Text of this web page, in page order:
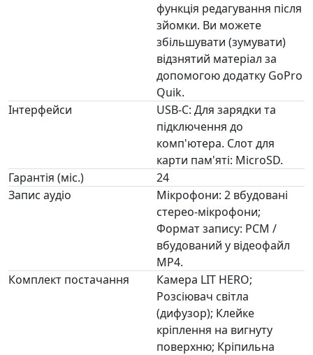
функція редагування після
зйомки. Ви можете
збільшувати (зумувати)
відзнятий матеріал за
допомогою додатку GoPro
Quik.
Інтерфейси
USB-C: Для зарядки та
підключення до
комп'ютера. Слот для
карти пам'яті: MicroSD.
Гарантія (міс.)
24
Запис аудіо
Мікрофони: 2 вбудовані
стерео-мікрофони;
Формат запису: PCM /
вбудований у відеофайл
MP4.
Комплект постачання
Камера LIT HERO;
Розсіювач світла
(дифузор); Клейке
кріплення на вигнуту
поверхню; Кріпильна